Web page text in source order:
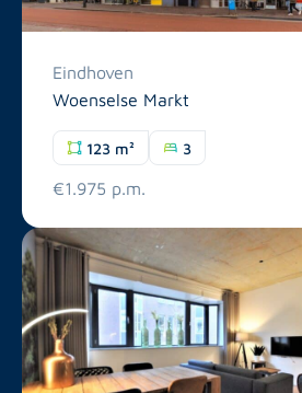
Eindhoven
Woenselse Markt
123 m² 3
€1.975 p.m.